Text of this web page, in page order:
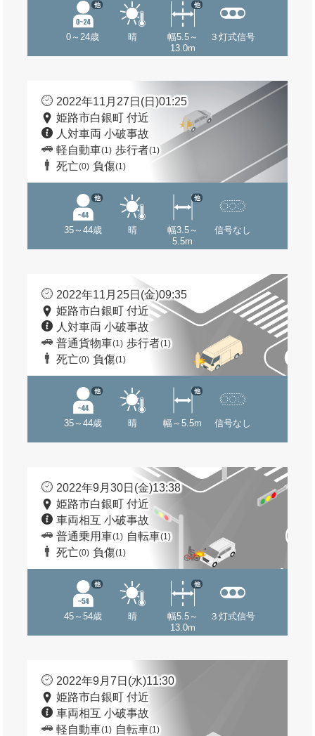
0～24歳
他
晴
幅5.5～
13.0m
他
３灯式信号
2022年11月27日(日)01:25
姫路市白銀町 付近
人対車両 小破事故
軽自動車(1) 歩行者(1)
死亡(0) 負傷(1)
35～44歳
他
晴
幅3.5～
5.5m
他
信号なし
2022年11月25日(金)09:35
姫路市白銀町 付近
人対車両 小破事故
普通貨物車(1) 歩行者(1)
死亡(0) 負傷(1)
35～44歳
他
晴 幅～5.5m
他
信号なし
2022年9月30日(金)13:38
姫路市白銀町 付近
車両相互 小破事故
普通乗用車(1) 自転車(1)
死亡(0) 負傷(1)
45～54歳
他
晴
幅5.5～
13.0m
他
３灯式信号
2022年9月7日(水)11:30
姫路市白銀町 付近
車両相互 小破事故
軽自動車(1) 自転車(1)